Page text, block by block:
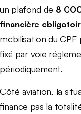
un plafond de 8
financière
mobilisation du
fixé par voie
périodiquement.
Côté aviation, la
finance pas la